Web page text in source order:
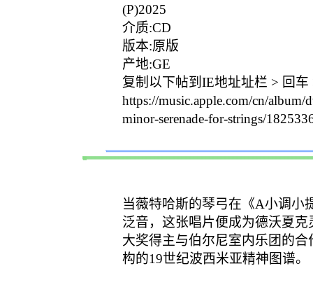
(P)2025
介质:CD
版本:原版
产地:GE
复制以下帖到IE地址址栏 > 回车
https://music.apple.com/cn/
minor-serenade-for-strings/
当薇特哈斯的琴弓在《A小调小
泛音，这张唱片便成为德沃夏
大奖得主与伯尔尼室内乐团的
构的19世纪波西米亚精神图谱。